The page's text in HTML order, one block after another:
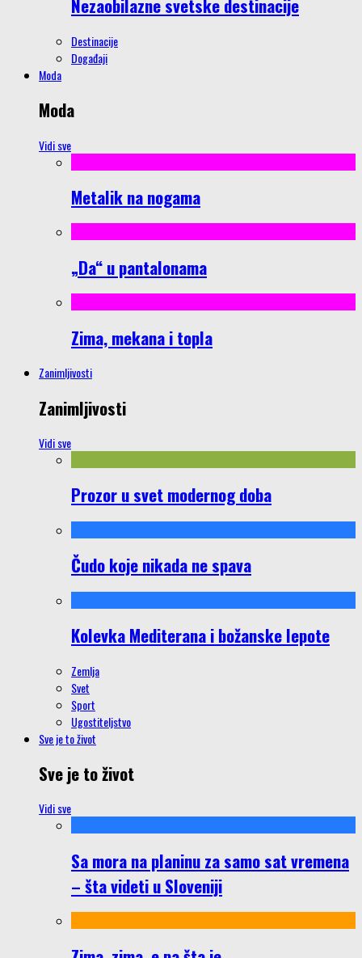
Nezaobilazne svetske destinacije
Destinacije
Događaji
Moda
Moda
Vidi sve
Metalik na nogama
„Da“ u pantalonama
Zima, mekana i topla
Zanimljivosti
Zanimljivosti
Vidi sve
Prozor u svet modernog doba
Čudo koje nikada ne spava
Kolevka Mediterana i božanske lepote
Zemlja
Svet
Sport
Ugostiteljstvo
Sve je to život
Sve je to život
Vidi sve
Sa mora na planinu za samo sat vremena
– šta videti u Sloveniji